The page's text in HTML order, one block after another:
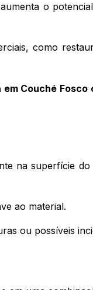
o
como
Couché
na superfície
ao material.
ou possíveis